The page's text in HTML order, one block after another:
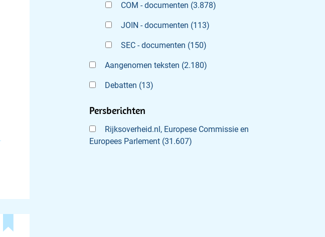
COM - documenten (3.878)
JOIN - documenten (113)
SEC - documenten (150)
Aangenomen teksten (2.180)
Debatten (13)
Persberichten
Rijksoverheid.nl, Europese Commissie en
Europees Parlement (31.607)